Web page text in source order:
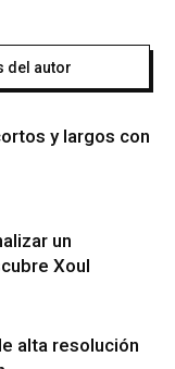
del autor
y largos con
un
Xoul
alta resolución